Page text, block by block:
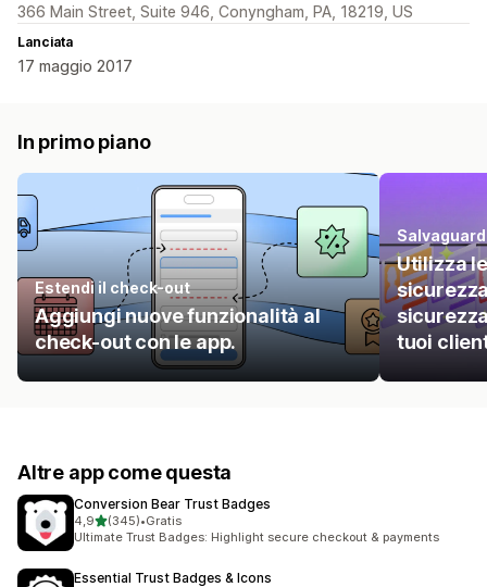
366 Main Street, Suite 946, Conyngham, PA, 18219, US
Lanciata
17 maggio 2017
In primo piano
Estendi il check-out
Aggiungi nuove funzionalità al
check-out con le app.
Utilizza
tuoi
Altre app come questa
Conversion Bear Trust Badges
4,9stelle su 5
(345)
345 recensioni totali
•Gratis
Ultimate Trust Badges: Highlight secure checkout & payments
Essential Trust Badges & Icons